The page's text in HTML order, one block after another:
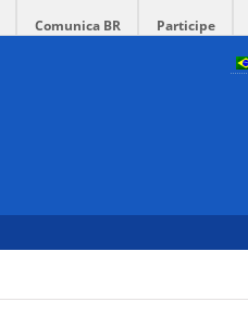
Comunica BR Participe